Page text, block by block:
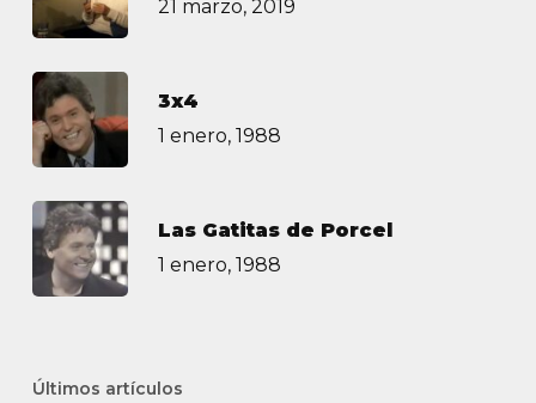
21 marzo, 2019
3х4
1 enero, 1988
Las Gatitas de Porcel
1 enero, 1988
Últimos artículos